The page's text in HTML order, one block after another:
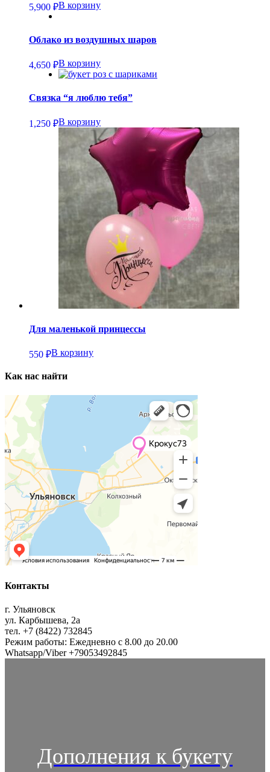
5,900 ₽В корзину
Облако из воздушных шаров
4,650 ₽В корзину
Связка “я люблю тебя”
1,250 ₽В корзину
Для маленькой принцессы
550 ₽В корзину
Как нас найти
Контакты
г. Ульяновск
ул. Карбышева, 2а
тел. +7 (8422) 732845
Режим работы: Ежедневно с 8.00 до 20.00
Whatsapp/Viber +79053492845
Дополнения к букету